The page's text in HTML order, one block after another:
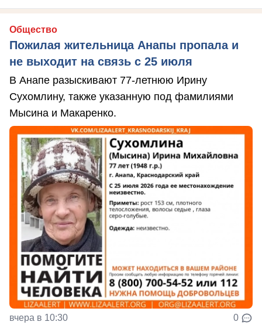
Общество
Пожилая жительница Анапы пропала и
не выходит на связь с 25 июля
В Анапе разыскивают 77-летнюю Ирину
Сухомлину, также указанную под фамилиями
Мысина и Макаренко.
вчера в 10:30 0